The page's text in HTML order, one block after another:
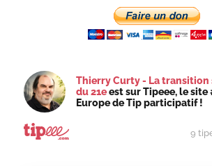
LE
TOURISME
DE
LE
MONDE
Thierry Curty - La transition
du 21eest sur Tipeee, le site
Europe de Tip participatif !
9